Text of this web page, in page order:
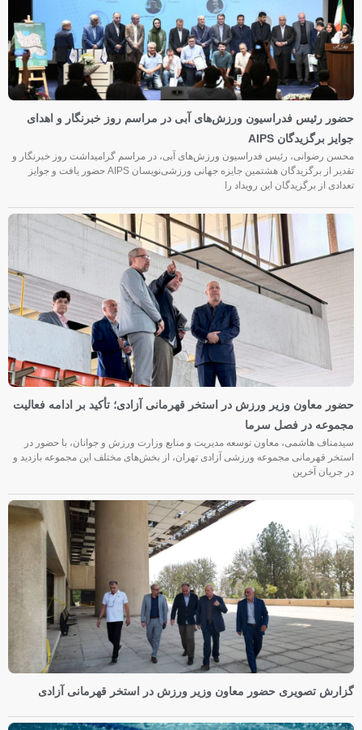
حضور رئیس فدراسیون ورزش‌های آبی در مراسم روز خبرنگار و اهدای
جوایز برگزیدگان AIPS
محسن رضوانی، رئیس فدراسیون ورزش‌های آبی، در مراسم گرامیداشت روز خبرنگار و
تقدیر از برگزیدگان هشتمین جایزه جهانی ورزشی‌نویسان AIPS حضور یافت و جوایز
تعدادی از برگزیدگان این رویداد را
حضور معاون وزیر ورزش در استخر قهرمانی آزادی؛ تأکید بر ادامه فعالیت
مجموعه در فصل سرما
سیدمناف هاشمی، معاون توسعه مدیریت و منابع وزارت ورزش و جوانان، با حضور در
استخر قهرمانی مجموعه ورزشی آزادی تهران، از بخش‌های مختلف این مجموعه بازدید و
در جریان آخرین
گزارش تصویری حضور معاون وزیر ورزش در استخر قهرمانی آزادی